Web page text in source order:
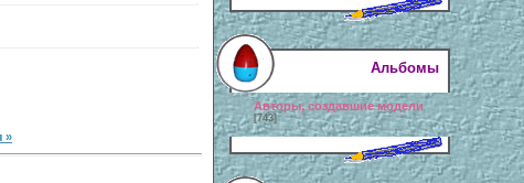
»
Альбомы
Авторы, создавшие модели
[743]